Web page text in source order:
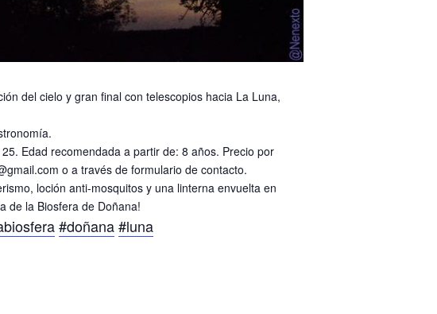
del cielo y gran final con telescopios hacia La Luna,
Edad recomendada a partir de: 8 años. Precio por
o a través de formulario de contacto.
loción anti-mosquitos y una linterna envuelta en
de la Biosfera de Doñana!
#doñana#luna